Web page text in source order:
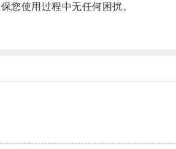
使用过程中无任何困扰。